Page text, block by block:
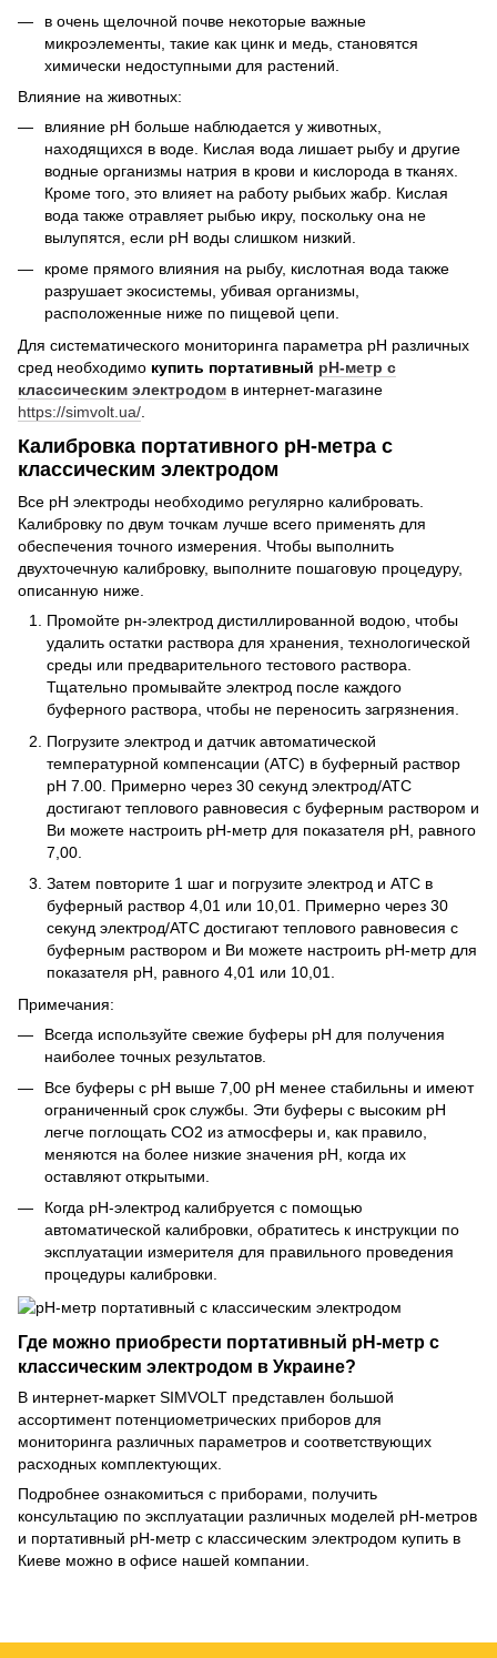
в очень щелочной почве некоторые важные
микроэлементы, такие как цинк и медь, становятся
химически недоступными для растений.
Влияние на животных:
влияние рН больше наблюдается у животных,
находящихся в воде. Кислая вода лишает рыбу и другие
водные организмы натрия в крови и кислорода в тканях.
Кроме того, это влияет на работу рыбьих жабр. Кислая
вода также отравляет рыбью икру, поскольку она не
вылупятся, если рН воды слишком низкий.
кроме прямого влияния на рыбу, кислотная вода также
разрушает экосистемы, убивая организмы,
расположенные ниже по пищевой цепи.
Для систематического мониторинга параметра рН различных
сред необходимо купить портативный pH-метр с
классическим электродом в интернет-магазине
https://simvolt.ua/
Калибровка портативного pH-метра с
классическим электродом
Все рН электроды необходимо регулярно калибровать.
Калибровку по двум точкам лучше всего применять для
обеспечения точного измерения. Чтобы выполнить
двухточечную калибровку, выполните пошаговую процедуру,
описанную ниже.
Промойте рн-электрод дистиллированной водою, чтобы
удалить остатки раствора для хранения, технологической
среды или предварительного тестового раствора.
Тщательно промывайте электрод после каждого
буферного раствора, чтобы не переносить загрязнения.
Погрузите электрод и датчик автоматической
температурной компенсации (ATC) в буферный раствор
pH 7.00. Примерно через 30 секунд электрод/АТС
достигают теплового равновесия с буферным раствором и
Ви можете настроить рН-метр для показателя рН, равного
7,00.
Затем повторите 1 шаг и погрузите электрод и АТС в
буферный раствор 4,01 или 10,01. Примерно через 30
секунд электрод/АТС достигают теплового равновесия с
буферным раствором и Ви можете настроить рН-метр для
показателя рН, равного 4,01 или 10,01.
Примечания:
Всегда используйте свежие буферы рН для получения
наиболее точных результатов.
Все буферы с рН выше 7,00 рН менее стабильны и имеют
ограниченный срок службы. Эти буферы с высоким рН
легче поглощать СО2 из атмосферы и, как правило,
меняются на более низкие значения рН, когда их
оставляют открытыми.
Когда pH-электрод калибруется с помощью
автоматической калибровки, обратитесь к инструкции по
эксплуатации измерителя для правильного проведения
процедуры калибровки.
Где можно приобрести портативный рН-метр с
классическим электродом в Украине?
В интернет-маркет SIMVOLT представлен большой
ассортимент потенциометрических приборов для
мониторинга различных параметров и соответствующих
расходных комплектующих.
Подробнее ознакомиться с приборами, получить
консультацию по эксплуатации различных моделей рН-метров
и портативный pH-метр с классическим электродом купить в
Киеве можно в офисе нашей компании.